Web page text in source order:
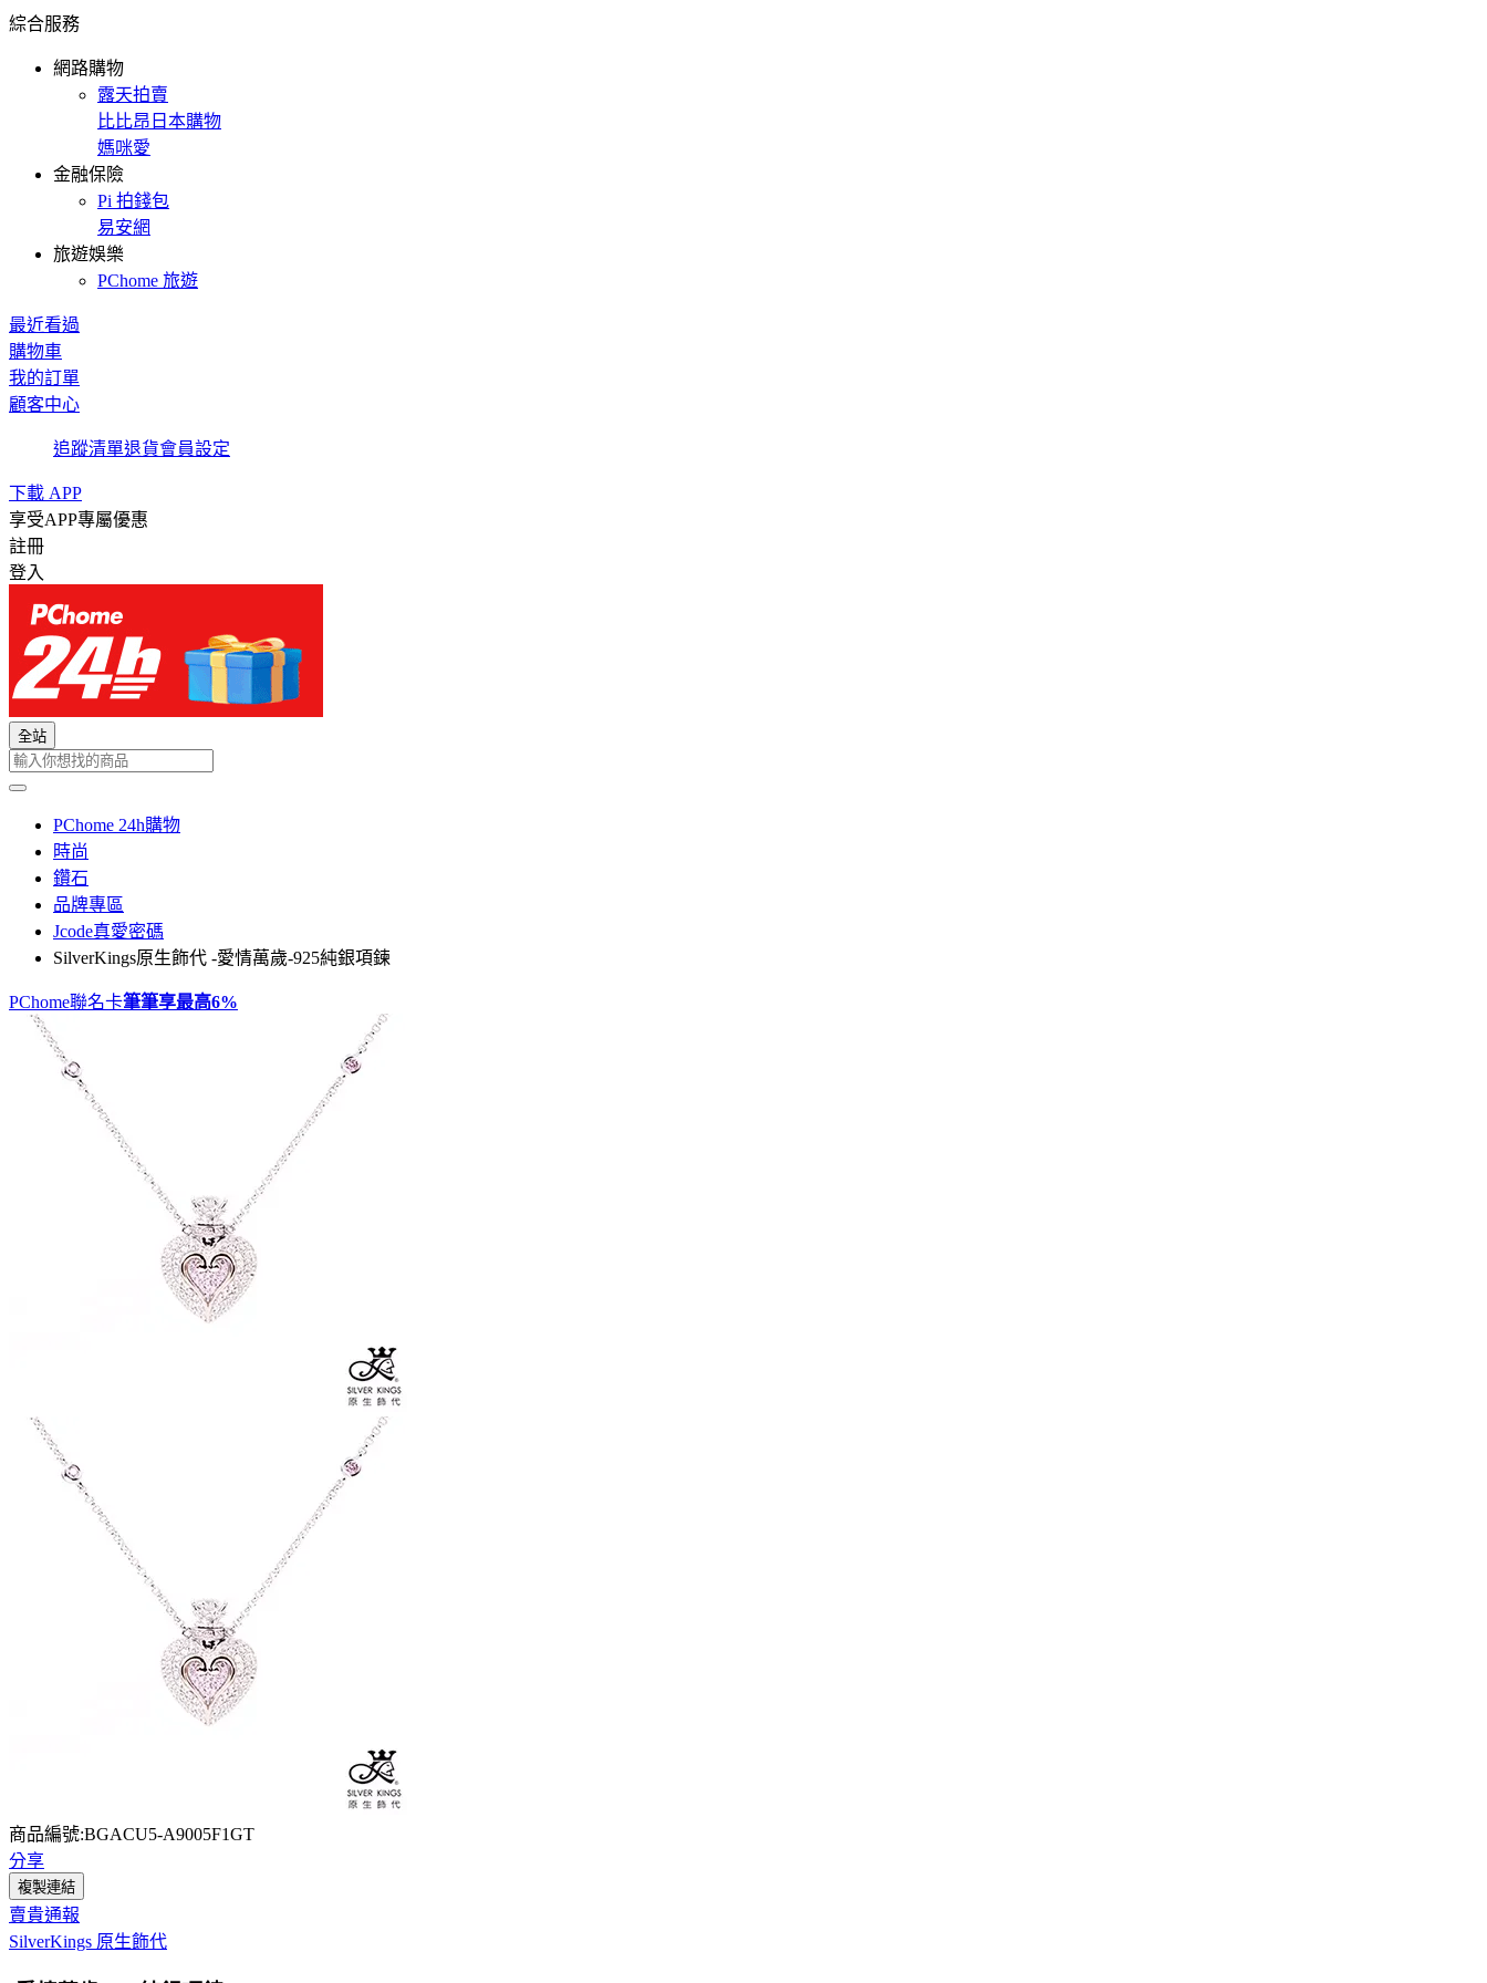
綜合服務
網路購物
露天拍賣
比比昂日本購物
媽咪愛
金融保險
Pi 拍錢包
易安網
旅遊娛樂
PChome 旅遊
最近看過
購物車
我的訂單
顧客中心
追蹤清單退貨會員設定
下載 APP
享受APP專屬優惠
註冊
登入
全站
PChome 24h購物
時尚
鑽石
品牌專區
Jcode真愛密碼
SilverKings原生飾代 -愛情萬歲-925純銀項鍊
PChome聯名卡筆筆享最高6%
商品編號:BGACU5-A9005F1GT
分享
複製連結
賣貴通報
SilverKings 原生飾代